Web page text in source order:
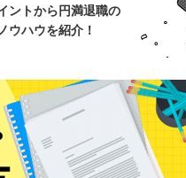
ントから円満退職の
ウハウを紹介！